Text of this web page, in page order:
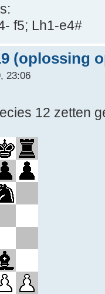
f5; Lh1-e4#
(oplossing
23:06
12 zetten